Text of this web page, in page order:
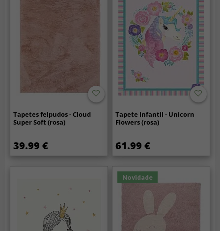
Tapetes felpudos - Cloud
Super Soft (rosa)
39.99 €
Tapete infantil - Unicorn
Flowers (rosa)
61.99 €
Novidade